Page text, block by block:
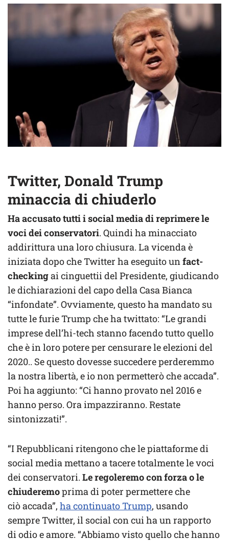
Twitter, Donald Trump
minaccia di chiuderlo
Ha accusato tutti i social media di reprimere le
voci dei conservatori. Quindi ha minacciato
addirittura una loro chiusura. La vicenda è
iniziata dopo che Twitter ha eseguito un fact-
checkingai cinguettii del Presidente, giudicando
le dichiarazioni del capo della Casa Bianca
“infondate”. Ovviamente, questo ha mandato su
tutte le furie Trump che ha twittato: “Le grandi
imprese dell’hi-tech stanno facendo tutto quello
che è in loro potere per censurare le elezioni del
2020.. Se questo dovesse succedere perderemmo
la nostra libertà, e io non permetterò che accada”.
Poi ha aggiunto: “Ci hanno provato nel 2016 e
hanno perso. Ora impazziranno. Restate
sintonizzati!”.
“I Repubblicani ritengono che le piattaforme di
social media mettano a tacere totalmente le voci
dei conservatori. Le regoleremo con forza o le
chiuderemoprima di poter permettere che
ciò accada”, ha continuato Trump, usando
sempre Twitter, il social con cui ha un rapporto
di odio e amore. “Abbiamo visto quello che hanno